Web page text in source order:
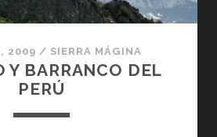
2009 / SIERRA MÁGINA
Y BARRANCO DEL
PERÚ